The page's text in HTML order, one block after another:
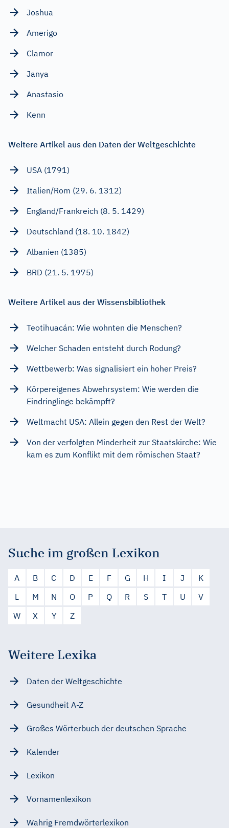
Joshua
Amerigo
Clamor
Janya
Anastasio
Kenn
Weitere Artikel aus den Daten der Weltgeschichte
USA (1791)
Italien/Rom (29. 6. 1312)
England/Frankreich (8. 5. 1429)
Deutschland (18. 10. 1842)
Albanien (1385)
BRD (21. 5. 1975)
Weitere Artikel aus der Wissensbibliothek
Teotihuacán: Wie wohnten die Menschen?
Welcher Schaden entsteht durch Rodung?
Wettbewerb: Was signalisiert ein hoher Preis?
Körpereigenes Abwehrsystem: Wie werden die
Eindringlinge bekämpft?
Weltmacht USA: Allein gegen den Rest der Welt?
Von der verfolgten Minderheit zur Staatskirche: Wie
kam es zum Konflikt mit dem römischen Staat?
Suche im großen Lexikon
A B C D E F G H I J
K
L
M N O P Q R S T U
V
W
X Y Z
Weitere Lexika
Daten der Weltgeschichte
Gesundheit A-Z
Großes Wörterbuch der deutschen Sprache
Kalender
Lexikon
Vornamenlexikon
Wahrig Fremdwörterlexikon